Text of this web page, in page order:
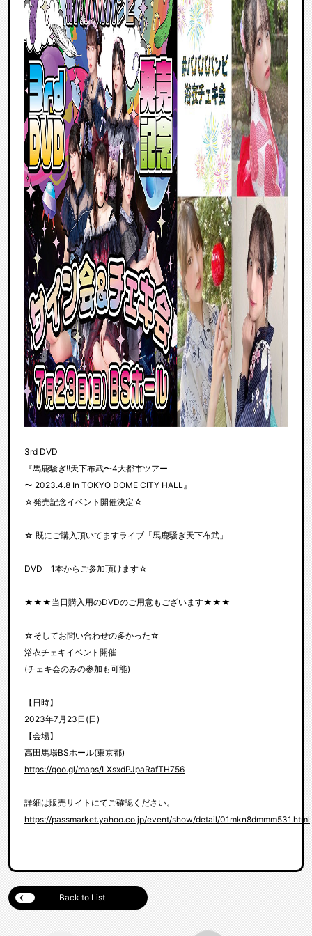
3rd DVD
『馬鹿騒ぎ!!天下布武〜4大都市ツアー
〜 2023.4.8 In TOKYO DOME CITY HALL』
☆発売記念イベント開催決定☆
☆ 既にご購入頂いてますライブ「馬鹿騒ぎ天下布武」
DVD 1本からご参加頂けます☆
★★★当日購入用のDVDのご用意もございます★★★
☆そしてお問い合わせの多かった☆
浴衣チェキイベント開催
(チェキ会のみの参加も可能)
【日時】
2023年7月23日(日)
【会場】
高田馬場BSホール(東京都)
https://goo.gl/maps/LXsxdPJpaRafTH756
詳細は販売サイトにてご確認ください。
https://passmarket.yahoo.co.jp/event/show/detail/01mkn8dmmm531.html
Back to List